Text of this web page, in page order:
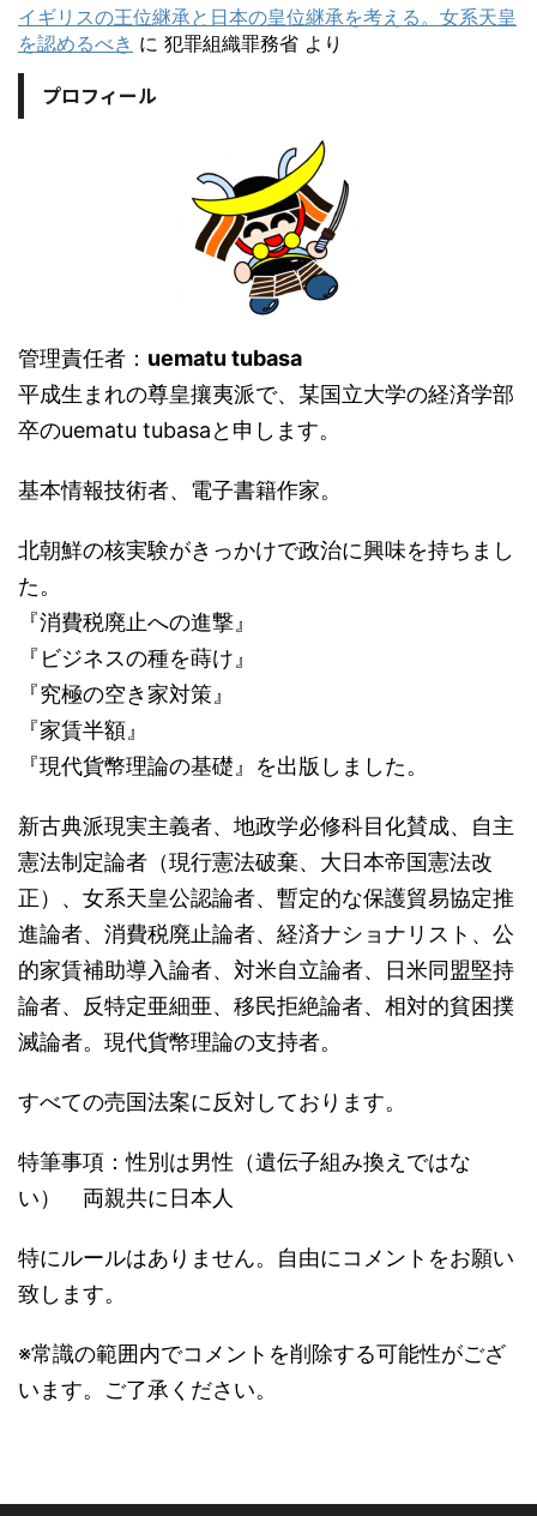
イギリスの王位継承と日本の皇位継承を考える。女系天皇
を認めるべき に 犯罪組織罪務省 より
プロフィール
管理責任者： uematu tubasa
平成生まれの尊皇攘夷派で、某国立大学の経済学部
卒のuematu tubasaと申します。
基本情報技術者、電子書籍作家。
北朝鮮の核実験がきっかけで政治に興味を持ちまし
た。
『消費税廃止への進撃』
『ビジネスの種を蒔け』
『究極の空き家対策』
『家賃半額』
『現代貨幣理論の基礎』を出版しました。
新古典派現実主義者、地政学必修科目化賛成、自主
憲法制定論者（現行憲法破棄、大日本帝国憲法改
正）、女系天皇公認論者、暫定的な保護貿易協定推
進論者、消費税廃止論者、経済ナショナリスト、公
的家賃補助導入論者、対米自立論者、日米同盟堅持
論者、反特定亜細亜、移民拒絶論者、相対的貧困撲
滅論者。現代貨幣理論の支持者。
すべての売国法案に反対しております。
特筆事項：性別は男性（遺伝子組み換えではな
い） 両親共に日本人
特にルールはありません。自由にコメントをお願い
致します。
※常識の範囲内でコメントを削除する可能性がござ
います。ご了承ください。